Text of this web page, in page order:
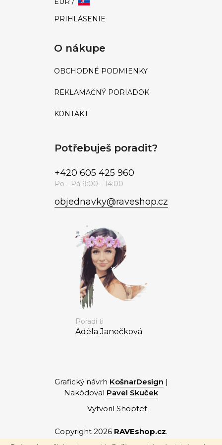
PRIHLÁSENIE
O nákupe
OBCHODNÉ PODMIENKY
REKLAMAČNÝ PORIADOK
KONTAKT
Potřebuješ poradit?
objednavky@raveshop.cz
+420 605 425 960
Poradí ti
Adéla Janečková
Grafický návrh KošnarDesign |
Nakódoval Pavel Skuček
Vytvoril Shoptet
Copyright 2026 RAVEshop.cz.
Všetky práva vyhradené.